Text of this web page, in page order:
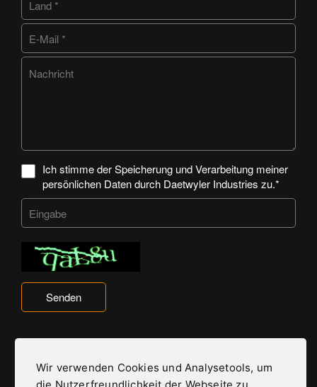
Wir verwenden Cookies und Analysetools, um
Ich stimme der Speicherung und Verarbeitung meiner
persönlichen Daten durch Daetwyler Industries zu.*
Senden